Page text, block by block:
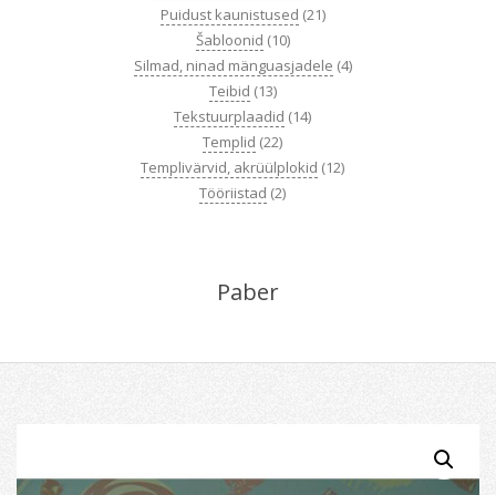
Puidust kaunistused (21)
Šabloonid (10)
Silmad, ninad mänguasjadele (4)
Teibid (13)
Tekstuurplaadid (14)
Templid (22)
Templivärvid, akrüülplokid (12)
Tööriistad (2)
Paber